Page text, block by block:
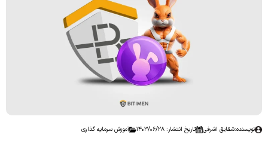
نویسنده:شقایق اشرفی تاریخ انتشار: 1403/06/28 آموزش سرمایه گذاری